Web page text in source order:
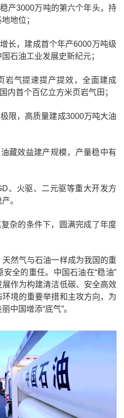
产3000万吨的第六个年头，持
地位；
长，建成首个年产6000万吨级
石油工业发展史新纪元；
岩气提速提产提效，全面建成
内首个百亿立方米页岩气田；
限，高质量建成3000万吨大油
藏效益建产规模，产量稳中有
、火驱、二元驱等重大开发方
。
杂的条件下，圆满完成了年度
然气与石油一样成为我国的重
全的重任。中国石油在“稳油”
作为构建清洁低碳、安全高效
境的重要举措和主攻方向，为
中国增添“底气”。